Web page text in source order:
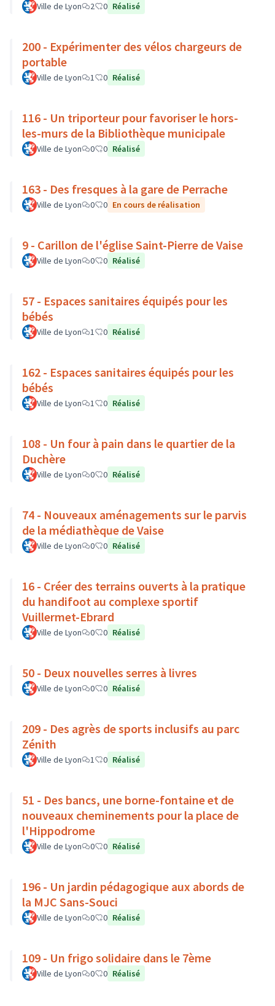
Ville de Lyon 2 0 Réalisé
200 - Expérimenter des vélos chargeurs de
portable
Ville de Lyon 1 0 Réalisé
116 - Un triporteur pour favoriser le hors-
les-murs de la Bibliothèque municipale
Ville de Lyon 0 0 Réalisé
163 - Des fresques à la gare de Perrache
Ville de Lyon 0 0 En cours de réalisation
9 - Carillon de l'église Saint-Pierre de Vaise
Ville de Lyon 0 0 Réalisé
57 - Espaces sanitaires équipés pour les
bébés
Ville de Lyon 1 0 Réalisé
162 - Espaces sanitaires équipés pour les
bébés
Ville de Lyon 1 0 Réalisé
108 - Un four à pain dans le quartier de la
Duchère
Ville de Lyon 0 0 Réalisé
74 - Nouveaux aménagements sur le parvis
de la médiathèque de Vaise
Ville de Lyon 0 0 Réalisé
16 - Créer des terrains ouverts à la pratique
du handifoot au complexe sportif
Vuillermet-Ebrard
Ville de Lyon 0 0 Réalisé
50 - Deux nouvelles serres à livres
Ville de Lyon 0 0 Réalisé
209 - Des agrès de sports inclusifs au parc
Zénith
Ville de Lyon 1 0 Réalisé
51 - Des bancs, une borne-fontaine et de
nouveaux cheminements pour la place de
l'Hippodrome
Ville de Lyon 0 0 Réalisé
196 - Un jardin pédagogique aux abords de
la MJC Sans-Souci
Ville de Lyon 0 0 Réalisé
109 - Un frigo solidaire dans le 7ème
Ville de Lyon 0 0 Réalisé